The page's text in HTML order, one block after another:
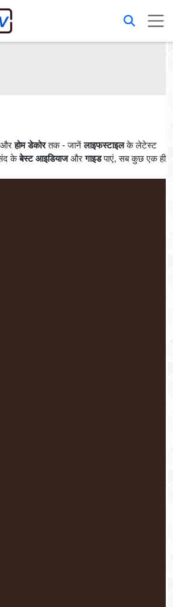
होम डेकोरतक - जानेंलाइफस्टाइलके लेटेस्ट
केबेस्ट आइडियाजऔरगाइडपाएं, सब कुछ एक ही